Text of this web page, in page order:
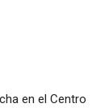
en el Centro